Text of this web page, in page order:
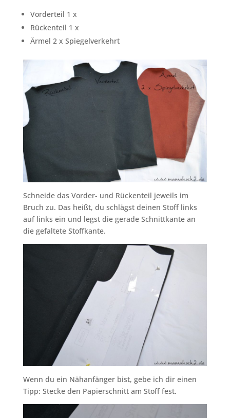
Vorderteil 1 x
Rückenteil 1 x
Ärmel 2 x Spiegelverkehrt
Schneide das Vorder- und Rückenteil jeweils im
Bruch zu. Das heißt, du schlägst deinen Stoff links
auf links ein und legst die gerade Schnittkante an
die gefaltete Stoffkante.
Wenn du ein Nähanfänger bist, gebe ich dir einen
Tipp: Stecke den Papierschnitt am Stoff fest.